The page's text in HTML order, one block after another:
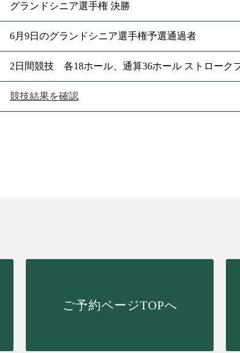
グランドシニア選手権 決勝
6月9日のグランドシニア選手権予選通過者
2日間競技 各18ホール、通算36ホール ストローク
競技結果を確認
ご予約ページTOPへ